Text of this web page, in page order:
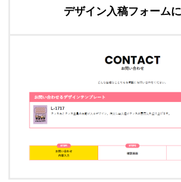
デザイン入稿フォーム